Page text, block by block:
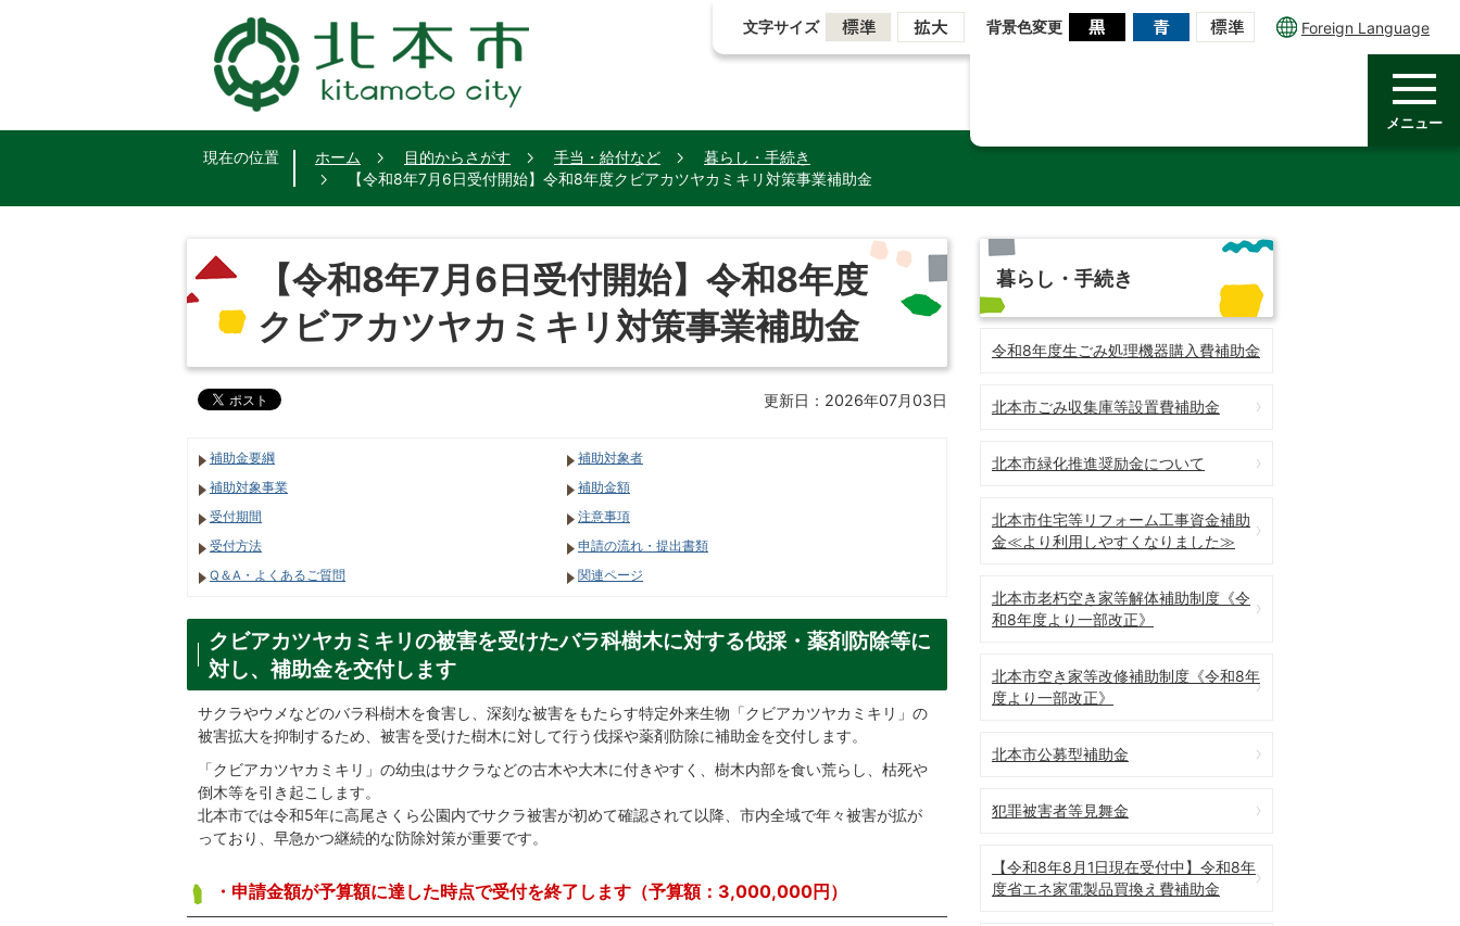
文字サイズ 背景色変更 Foreign Language
メニュー
現在の位置 ホーム 目的からさがす 手当・給付など
暮らし・手続き
【令和8年7月6日受付開始】令和8年度クビアカツヤカミキリ対策事業補助金
【令和8年7月6日受付開始】令和8年度
クビアカツヤカミキリ対策事業補助金
更新日：2026年07月03日
補助金要綱
補助対象者
補助対象事業
補助金額
受付期間
注意事項
受付方法
申請の流れ・提出書類
Q＆A・よくあるご質問
関連ページ
クビアカツヤカミキリの被害を受けたバラ科樹木に対する伐採・薬剤防除等に
対し、補助金を交付します
サクラやウメなどのバラ科樹木を食害し、深刻な被害をもたらす特定外来生物「クビアカツヤカミキリ」の
被害拡大を抑制するため、被害を受けた樹木に対して行う伐採や薬剤防除に補助金を交付します。
「クビアカツヤカミキリ」の幼虫はサクラなどの古木や大木に付きやすく、樹木内部を食い荒らし、枯死や
倒木等を引き起こします。
北本市では令和5年に高尾さくら公園内でサクラ被害が初めて確認されて以降、市内全域で年々被害が拡が
っており、早急かつ継続的な防除対策が重要です。
・申請金額が予算額に達した時点で受付を終了します（予算額：3,000,000円）
暮らし・手続き
令和8年度生ごみ処理機器購入費補助金
北本市ごみ収集庫等設置費補助金
北本市緑化推進奨励金について
北本市住宅等リフォーム工事資金補助
金≪より利用しやすくなりました≫
北本市老朽空き家等解体補助制度《令
和8年度より一部改正》
北本市空き家等改修補助制度《令和8年
度より一部改正》
北本市公募型補助金
犯罪被害者等見舞金
【令和8年8月1日現在受付中】令和8年
度省エネ家電製品買換え費補助金